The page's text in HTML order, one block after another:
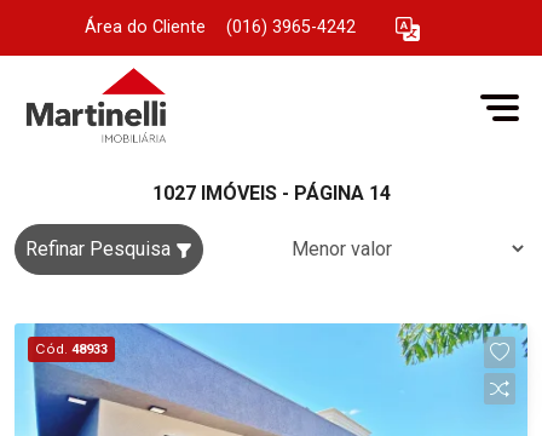
Área do Cliente (016) 3965-4242
1027 IMÓVEIS - PÁGINA 14
Refinar Pesquisa
Cód. 48933